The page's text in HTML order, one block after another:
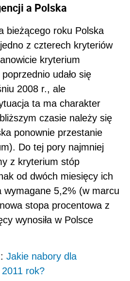
a Polska
bieżącego roku Polska
jedno z czterech kryteriów
kryterium
udało się
2008 r., ale
ta ma charakter
czasie należy się
ponownie przestanie
Do tej pory najmniej
z kryterium stóp
od dwóch miesięcy ich
wymagane 5,2% (w marcu
stopa procentowa z
wynosiła w Polsce
Jakie nabory dla
rok?